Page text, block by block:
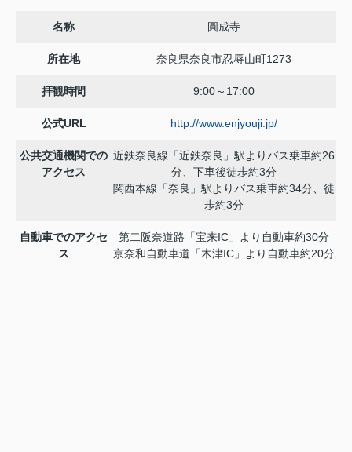
名称 圓成寺
所在地 奈良県奈良市忍辱山町1273
拝観時間 9:00～17:00
公式URL http://www.enjyouji.jp/
公共交通機関での
アクセス
近鉄奈良線「近鉄奈良」駅よりバス乗車約26
分、下車後徒歩約3分
関西本線「奈良」駅よりバス乗車約34分、徒
歩約3分
自動車でのアクセ
ス
第二阪奈道路「宝来IC」より自動車約30分
京奈和自動車道「木津IC」より自動車約20分